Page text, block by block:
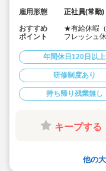
雇用形態
正社員(常勤)
おすすめ
ポイント
★有給休暇
フレッシュ
★月給
★残業手当
★年間休日
バランス良
★宿舎借り
★ICT化で事
★安心して
★小学校や
広々とした
★こどもた
子どものや
なことを披
年間休日120日以上
研修制度あり
持ち帰り残業無し
キープする
他の